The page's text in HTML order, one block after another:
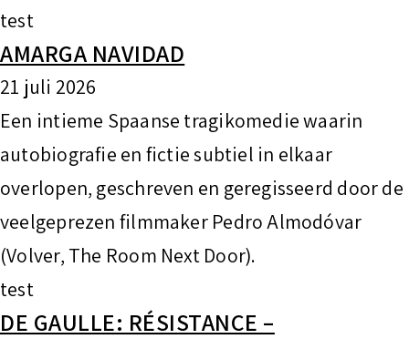
test
AMARGA NAVIDAD
21 juli 2026
Een intieme Spaanse tragikomedie waarin
autobiografie en fictie subtiel in elkaar
overlopen, geschreven en geregisseerd door de
veelgeprezen filmmaker Pedro Almodóvar
(Volver, The Room Next Door).
test
DE GAULLE: RÉSISTANCE –